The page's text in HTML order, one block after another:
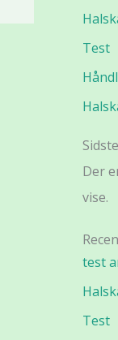
Test
Der
vise.
test
Test